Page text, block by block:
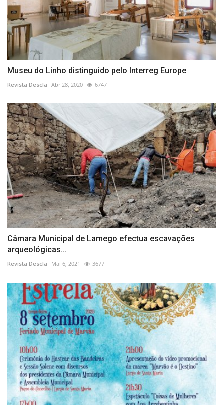
Museu do Linho distinguido pelo Interreg Europe
Revista Descla Abr 28, 2020 6747
Câmara Municipal de Lamego efectua escavações
arqueológicas...
Revista Descla Mai 6, 2021 3677